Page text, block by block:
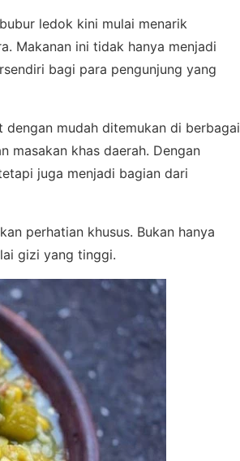
ledok kini mulai menarik
Makanan ini tidak hanya menjadi
bagi para pengunjung yang
mudah ditemukan di berbagai
masakan khas daerah. Dengan
juga menjadi bagian dari
perhatian khusus. Bukan hanya
gizi yang tinggi.